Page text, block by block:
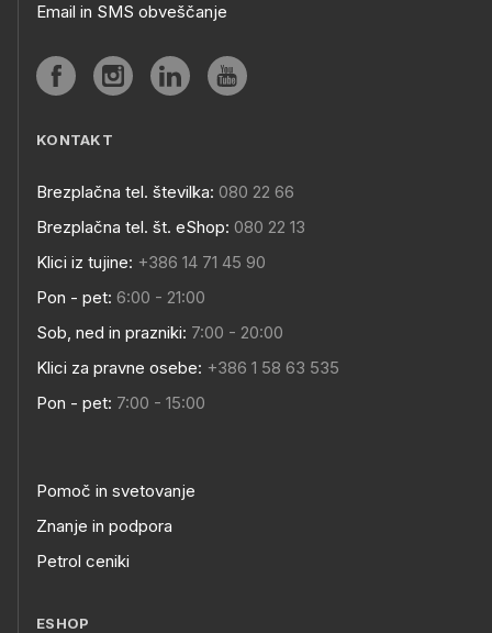
Email in SMS obveščanje
KONTAKT
Brezplačna tel. številka: 080 22 66
Brezplačna tel. št. eShop: 080 22 13
Klici iz tujine: +386 14 71 45 90
Pon - pet: 6:00 - 21:00
Sob, ned in prazniki: 7:00 - 20:00
Klici za pravne osebe: +386 1 58 63 535
Pon - pet: 7:00 - 15:00
Pomoč in svetovanje
Znanje in podpora
Petrol ceniki
ESHOP